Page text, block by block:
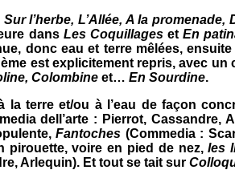
Sur l’herbe, L’Allée, A la promenade,
dans Les CoquillagesetEn
donc eau et terre mêlées,
est explicitement repris, avec
Colombine et… En Sourdine.
terre et/ou à l’eau de façon
dell’arte : Pierrot, Cassandre,
Fantoches (Commedia :
pirouette, voire en pied de nez,les
Arlequin). Et tout se tait sur